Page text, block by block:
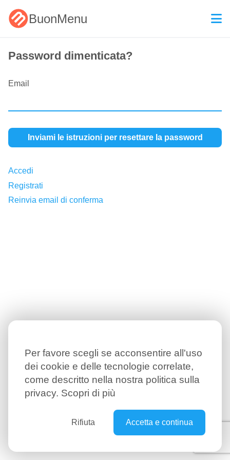
BuonMenu
Password dimenticata?
Email
Inviami le istruzioni per resettare la password
Accedi
Registrati
Reinvia email di conferma
Per favore scegli se acconsentire all'uso
dei cookie e delle tecnologie correlate,
come descritto nella nostra politica sulla
privacy. Scopri di più
Rifiuta Accetta e continua